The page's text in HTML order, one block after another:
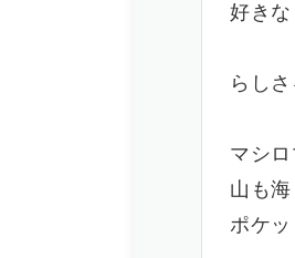
好き
らし
マシ
山も
ポケ